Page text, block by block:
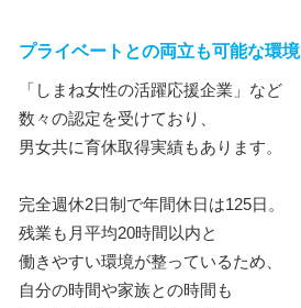
プライベートとの両立も可能な環境
「しまね女性の活躍応援企業」など
数々の認定を受けており、
男女共に育休取得実績もあります。
完全週休2日制で年間休日は125日。
残業も月平均20時間以内と
働きやすい環境が整っているため、
自分の時間や家族との時間も